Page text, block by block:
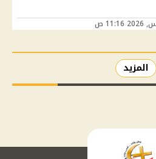
المزيد